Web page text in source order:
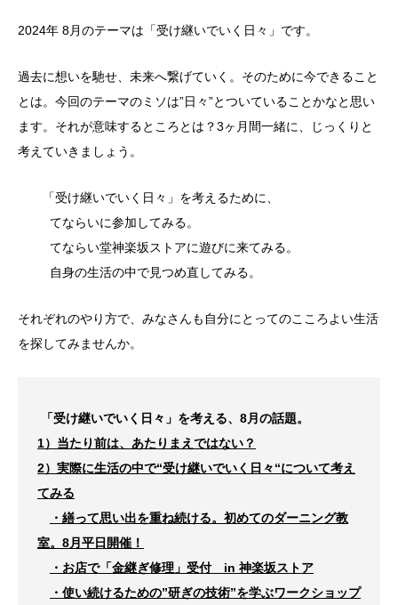
2024年 8月のテーマは「受け継いでいく日々」です。
過去に想いを馳せ、未来へ繋げていく。そのために今できること
とは。今回のテーマのミソは”日々”とついていることかなと思い
ます。それが意味するところとは？3ヶ月間一緒に、じっくりと
考えていきましょう。
「受け継いでいく日々」を考えるために、
てならいに参加してみる。
てならい堂神楽坂ストアに遊びに来てみる。
自身の生活の中で見つめ直してみる。
それぞれのやり方で、みなさんも自分にとってのこころよい生活
を探してみませんか。
「受け継いでいく日々 」を考える、8月の話題。
1）当たり前は、あたりまえではない？
2）実際に生活の中で“受け継いでいく日々“について考え
てみる
・繕って思い出を重ね続ける。初めてのダーニング教
室。8月平日開催！
・お店で「金継ぎ修理」受付 in 神楽坂ストア
・使い続けるための”研ぎの技術”を学ぶワークショップ